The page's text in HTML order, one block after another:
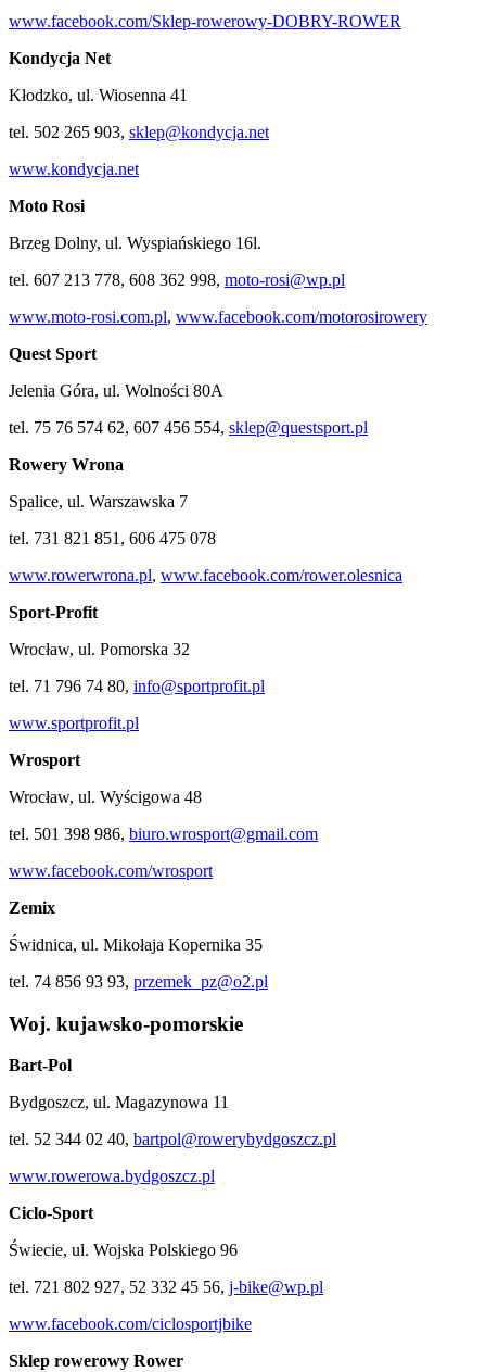
www.facebook.com/Sklep-rowerowy-DOBRY-ROWER
Kondycja Net
Kłodzko, ul. Wiosenna 41
tel. 502 265 903, sklep@kondycja.net
www.kondycja.net
Moto Rosi
Brzeg Dolny, ul. Wyspiańskiego 16l.
tel. 607 213 778, 608 362 998, moto-rosi@wp.pl
www.moto-rosi.com.pl, www.facebook.com/motorosirowery
Quest Sport
Jelenia Góra, ul. Wolności 80A
tel. 75 76 574 62, 607 456 554, sklep@questsport.pl
Rowery Wrona
Spalice, ul. Warszawska 7
tel. 731 821 851, 606 475 078
www.rowerwrona.pl, www.facebook.com/rower.olesnica
Sport-Profit
Wrocław, ul. Pomorska 32
tel. 71 796 74 80, info@sportprofit.pl
www.sportprofit.pl
Wrosport
Wrocław, ul. Wyścigowa 48
tel. 501 398 986, biuro.wrosport@gmail.com
www.facebook.com/wrosport
Zemix
Świdnica, ul. Mikołaja Kopernika 35
tel. 74 856 93 93, przemek_pz@o2.pl
Woj. kujawsko-pomorskie
Bart-Pol
Bydgoszcz, ul. Magazynowa 11
tel. 52 344 02 40, bartpol@rowerybydgoszcz.pl
www.rowerowa.bydgoszcz.pl
Ciclo-Sport
Świecie, ul. Wojska Polskiego 96
tel. 721 802 927, 52 332 45 56, j-bike@wp.pl
www.facebook.com/ciclosportjbike
Sklep rowerowy Rower